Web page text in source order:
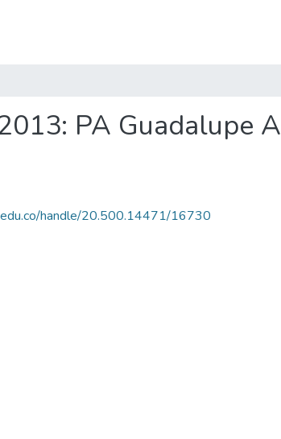
PA Guadalupe
handle/20.500.14471/16730